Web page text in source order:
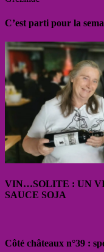
C’est parti pour la
VIN…SOLITE : UN
SAUCE SOJA
Côté châteaux n°39 :